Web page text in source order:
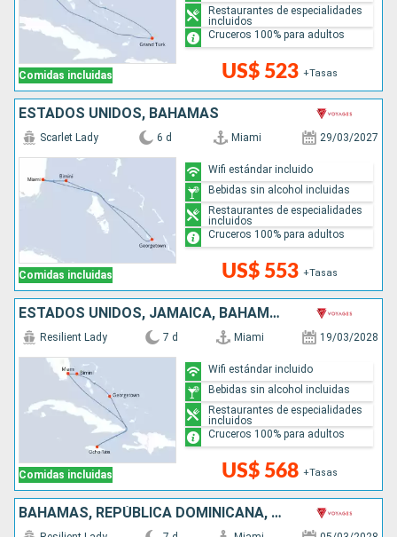
Comidas incluidas US$ 523 +Tasas
Restaurantes de especialidades
incluidos
Cruceros 100% para adultos
ESTADOS UNIDOS, BAHAMAS
Comidas incluidas
Scarlet Lady 6 d Miami 29/03/2027
US$ 553 +Tasas
Wifi estándar incluido
Bebidas sin alcohol incluidas
Restaurantes de especialidades
incluidos
Cruceros 100% para adultos
ESTADOS UNIDOS, JAMAICA, BAHAMAS
Comidas incluidas
Resilient Lady 7 d Miami 19/03/2028
US$ 568 +Tasas
Wifi estándar incluido
Bebidas sin alcohol incluidas
Restaurantes de especialidades
incluidos
Cruceros 100% para adultos
BAHAMAS, REPÚBLICA DOMINICANA, ESTADOS UNIDOS